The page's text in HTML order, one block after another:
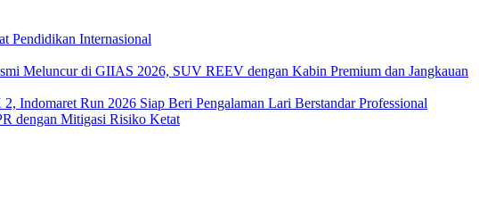
Pendidikan Internasional
Meluncur di GIIAS 2026, SUV REEV dengan Kabin Premium dan Jangkauan
Indomaret Run 2026 Siap Beri Pengalaman Lari Berstandar Professional
dengan Mitigasi Risiko Ketat